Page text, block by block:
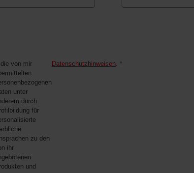
*
von mir
unter
durch
für
zu den
ihr
und
Datenschutzhinweisen